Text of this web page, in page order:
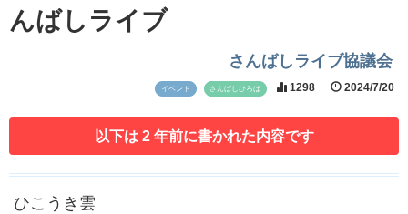
んばしライブ
さんばしライブ協議会
イベント さんばしひろば 1298 2024/7/20
以下は 2 年前に書かれた内容です
ひこうき雲